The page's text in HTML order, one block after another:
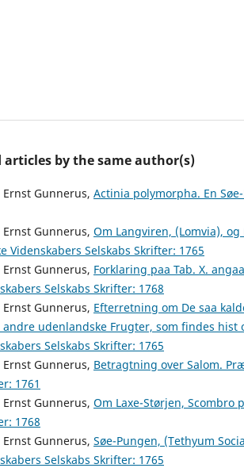
articles by the same author(s)
Ernst Gunnerus, Actinia polymorpha. En
Ernst Gunnerus, Om Langviren, (Lomvia),
Videnskabers Selskabs Skrifter: 1765
Ernst Gunnerus, Forklaring paa Tab. X.
Selskabs Skrifter: 1768
Ernst Gunnerus, Efterretning om De saa
andre udenlandske Frugter, som findes hist
Selskabs Skrifter: 1765
Ernst Gunnerus, Betragtning over Salom.
1761
Ernst Gunnerus, Om Laxe-Størjen, Scombro
1768
Ernst Gunnerus, Søe-Pungen, (Tethyum
Selskabs Skrifter: 1765